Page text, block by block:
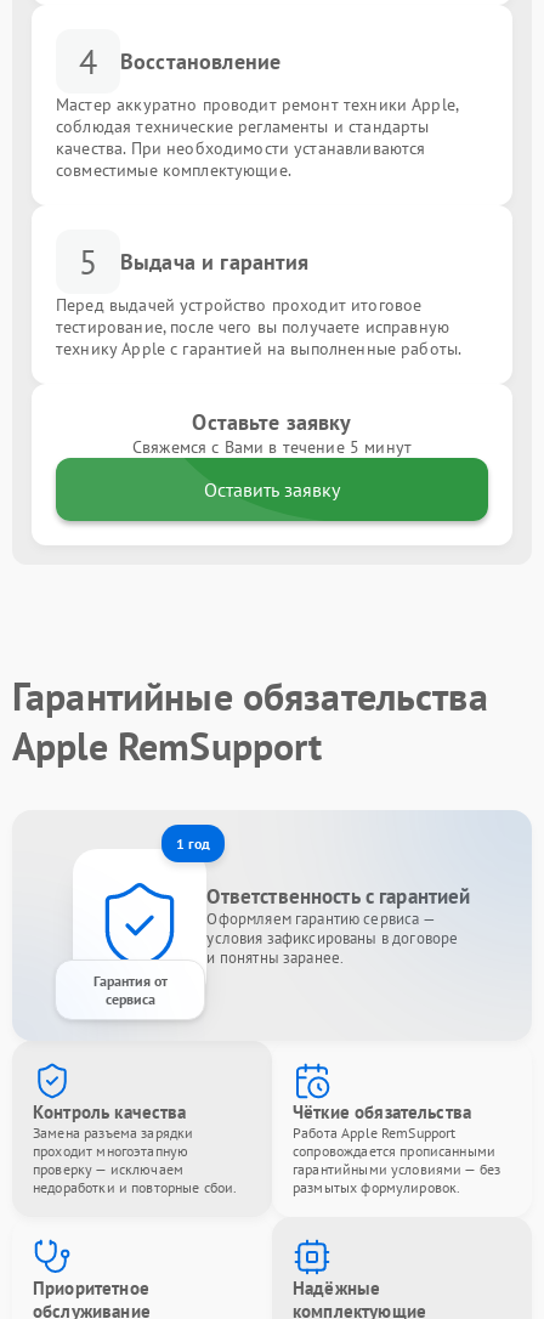
4 Восстановление
Мастер аккуратно проводит ремонт техники Apple,
соблюдая технические регламенты и стандарты
качества. При необходимости устанавливаются
совместимые комплектующие.
5 Выдача и гарантия
Перед выдачей устройство проходит итоговое
тестирование, после чего вы получаете исправную
технику Apple с гарантией на выполненные работы.
Оставьте заявку
Свяжемся с Вами в течение 5 минут
Оставить заявку
Гарантийные обязательства
Apple RemSupport
1 год
Гарантия от
сервиса
Ответственность с гарантией
Оформляем гарантию сервиса —
условия зафиксированы в договоре
и понятны заранее.
Контроль качества
Замена разъема зарядки
проходит многоэтапную
проверку — исключаем
недоработки и повторные сбои.
Чёткие обязательства
Работа Apple RemSupport
сопровождается прописанными
гарантийными условиями — без
размытых формулировок.
Приоритетное
обслуживание
Надёжные
комплектующие